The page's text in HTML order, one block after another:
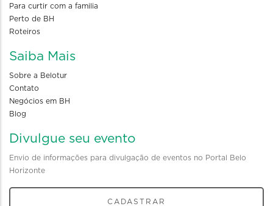
Para curtir com a familia
Perto de BH
Roteiros
Saiba Mais
Sobre a Belotur
Contato
Negócios em BH
Blog
Divulgue seu evento
Envio de informações para divulgação de eventos no Portal Belo
Horizonte
CADASTRAR